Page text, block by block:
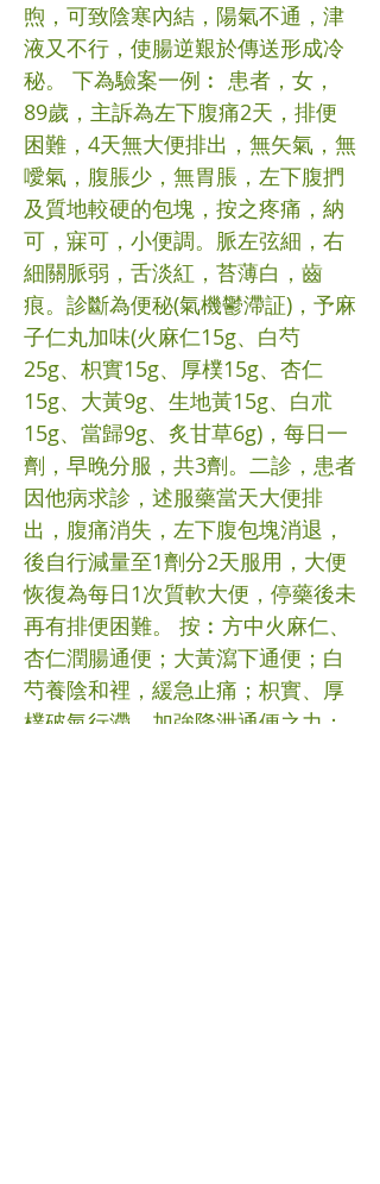
煦，可致陰寒內結，陽氣不通，津
液又不行，使腸逆艱於傳送形成冷
秘。 下為驗案一例︰ 患者，女，
89歲，主訴為左下腹痛2天，排便
困難，4天無大便排出，無矢氣，無
噯氣，腹脹少，無胃脹，左下腹捫
及質地較硬的包塊，按之疼痛，納
可，寐可，小便調。脈左弦細，右
細關脈弱，舌淡紅，苔薄白，齒
痕。診斷為便秘(氣機鬱滯証)，予麻
子仁丸加味(火麻仁15g、白芍
25g、枳實15g、厚樸15g、杏仁
15g、大黃9g、生地黃15g、白朮
15g、當歸9g、炙甘草6g)，每日一
劑，早晚分服，共3劑。二診，患者
因他病求診，述服藥當天大便排
出，腹痛消失，左下腹包塊消退，
後自行減量至1劑分2天服用，大便
恢復為每日1次質軟大便，停藥後未
再有排便困難。 按︰方中火麻仁、
杏仁潤腸通便；大黃瀉下通便；白
芍養陰和裡，緩急止痛；枳實、厚
樸破氣行滯，加強降泄通便之力；